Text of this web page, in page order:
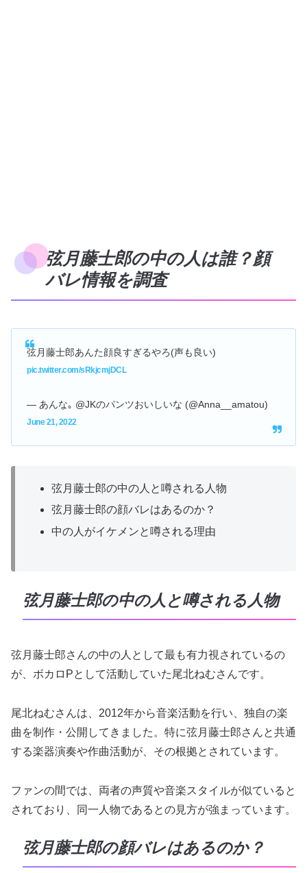
弦月藤士郎の中の人は誰？顔
バレ情報を調査
弦月藤士郎あんた顔良すぎるやろ(声も良い)
pic.twitter.com/sRkjcmjDCL
— あんな｡ @JKのパンツおいしいな (@Anna__amatou)
June 21, 2022
弦月藤士郎の中の人と噂される人物
弦月藤士郎の顔バレはあるのか？
中の人がイケメンと噂される理由
弦月藤士郎の中の人と噂される人物
弦月藤士郎さんの中の人として最も有力視されているの
が、ボカロPとして活動していた尾北ねむさんです。
尾北ねむさんは、2012年から音楽活動を行い、独自の楽
曲を制作・公開してきました。特に弦月藤士郎さんと共通
する楽器演奏や作曲活動が、その根拠とされています。
ファンの間では、両者の声質や音楽スタイルが似ていると
されており、同一人物であるとの見方が強まっています。
弦月藤士郎の顔バレはあるのか？